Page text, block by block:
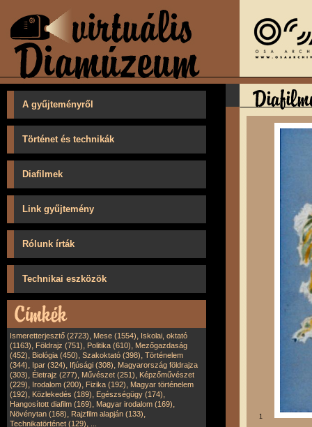
A gyűjteményről
Történet és technikák
Diafilmek
Link gyűjtemény
Rólunk írták
Technikai eszközök
Ismeretterjesztő (2723), Mese (1554), Iskolai, oktató
(1163), Földrajz (751), Politika (610), Mezőgazdaság
(452), Biológia (450), Szakoktató (398), Történelem
(344), Ipar (324), Ifjúsági (308), Magyarország földrajza
(303), Életrajz (277), Művészet (251), Képzőművészet
(229), Irodalom (200), Fizika (192), Magyar történelem
(192), Közlekedés (189), Egészségügy (174),
Hangosított diafilm (169), Magyar irodalom (169),
Növénytan (168), Rajzfilm alapján (133),
Technikatörténet (129),
1